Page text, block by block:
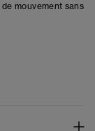
mouvement sans